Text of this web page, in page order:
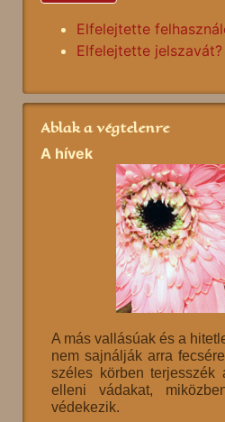
Elfelejtette
Elfelejtette jelszavát?
Ablak a végtelenre
A hívek
A más vallásúak és a
nem sajnálják arra
széles körben terjesszék
elleni vádakat,
védekezik.